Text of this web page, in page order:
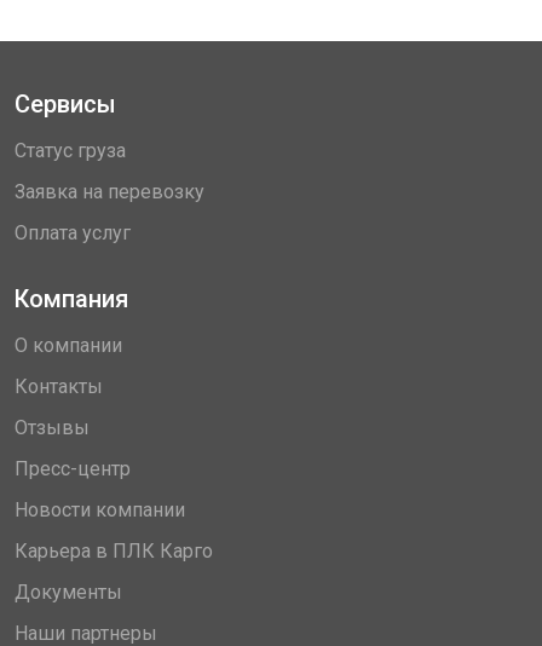
Сервисы
Статус груза
Заявка на перевозку
Оплата услуг
Компания
О компании
Контакты
Отзывы
Пресс-центр
Новости компании
Карьера в ПЛК Карго
Документы
Наши партнеры